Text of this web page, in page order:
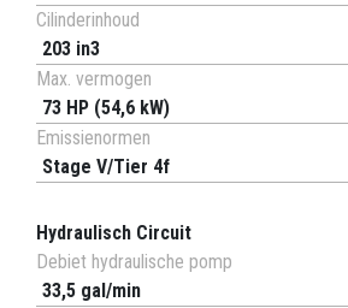
Cilinderinhoud
203 in3
Max. vermogen
73 HP (54,6 kW)
Emissienormen
Stage V/Tier 4f
Hydraulisch Circuit
Debiet hydraulische pomp
33,5 gal/min